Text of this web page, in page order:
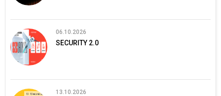
06.10.2026
SECURITY 2.0
13.10.2026